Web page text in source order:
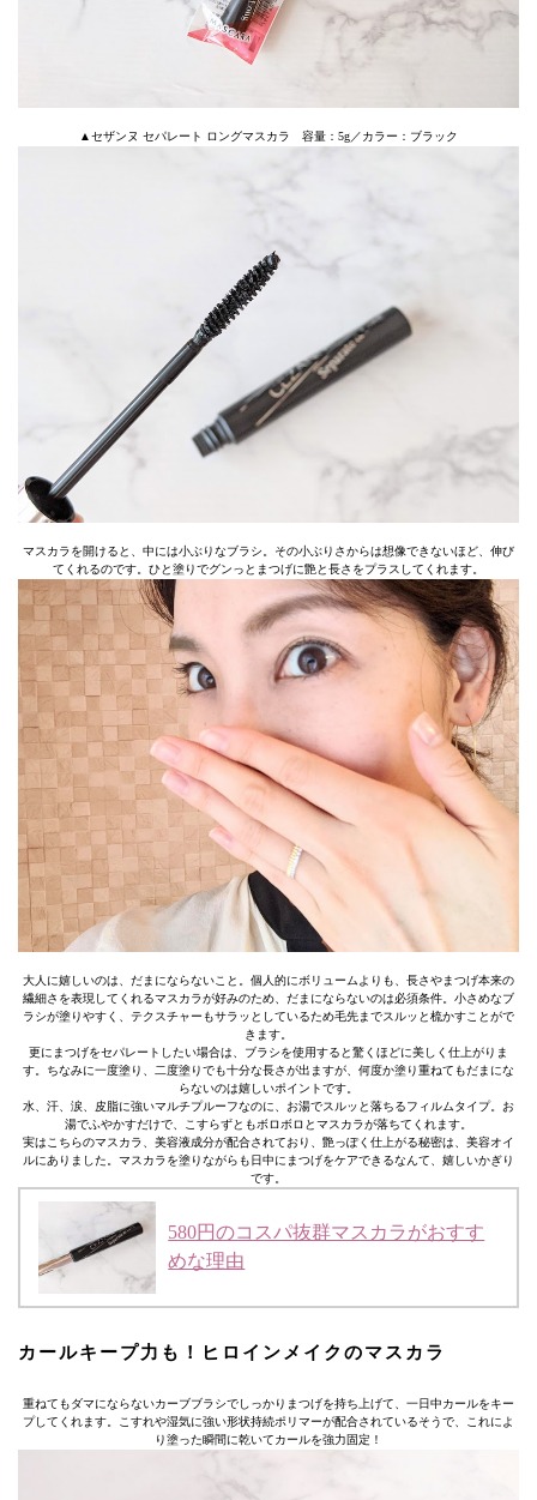
▲セザンヌ セパレート ロングマスカラ 容量：5g／カラー：ブラック
マスカラを開けると、中には小ぶりなブラシ。その小ぶりさからは想像できないほど、伸び
てくれるのです。ひと塗りでグンっとまつげに艶と長さをプラスしてくれます。
大人に嬉しいのは、だまにならないこと。個人的にボリュームよりも、長さやまつげ本来の
繊細さを表現してくれるマスカラが好みのため、だまにならないのは必須条件。小さめなブ
ラシが塗りやすく、テクスチャーもサラッとしているため毛先までスルッと梳かすことがで
きます。
更にまつげをセパレートしたい場合は、ブラシを使用すると驚くほどに美しく仕上がりま
す。ちなみに一度塗り、二度塗りでも十分な長さが出ますが、何度か塗り重ねてもだまにな
らないのは嬉しいポイントです。
水、汗、涙、皮脂に強いマルチプルーフなのに、お湯でスルッと落ちるフィルムタイプ。お
湯でふやかすだけで、こすらずともボロボロとマスカラが落ちてくれます。
実はこちらのマスカラ、美容液成分が配合されており、艶っぽく仕上がる秘密は、美容オイ
ルにありました。マスカラを塗りながらも日中にまつげをケアできるなんて、嬉しいかぎり
です。
580円のコスパ抜群マスカラがおすす
めな理由
カールキープ力も！ヒロインメイクのマスカラ
重ねてもダマにならないカーブブラシでしっかりまつげを持ち上げて、一日中カールをキー
プしてくれます。こすれや湿気に強い形状持続ポリマーが配合されているそうで、これによ
り塗った瞬間に乾いてカールを強力固定！